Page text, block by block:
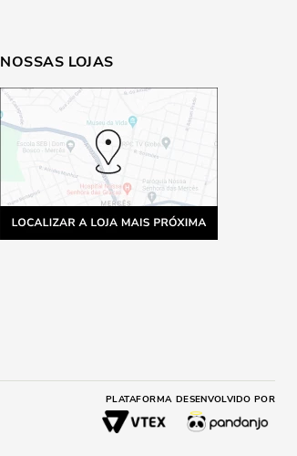
NOSSAS LOJAS
PLATAFORMA DESENVOLVIDO POR